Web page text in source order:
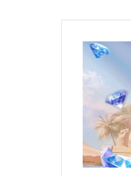
Recarga
Dimas+
no
Free
Fire:
Ganhe
100x
Diamantes!